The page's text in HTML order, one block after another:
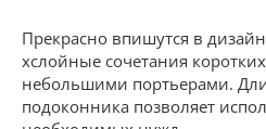
Прекрасно впишутся в
хслойные сочетания
небольшими портьерами.
подоконника позволяет